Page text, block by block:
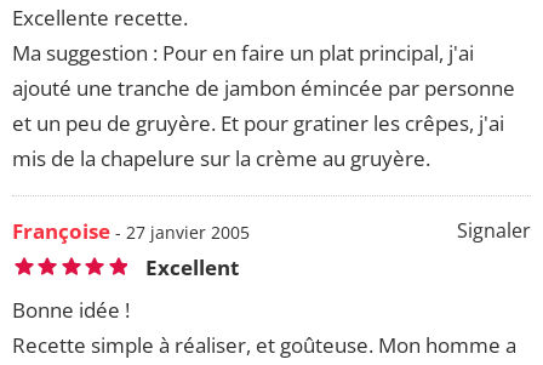
Excellente recette.
Ma suggestion : Pour en faire un plat principal, j'ai
ajouté une tranche de jambon émincée par personne
et un peu de gruyère. Et pour gratiner les crêpes, j'ai
mis de la chapelure sur la crème au gruyère.
Signaler
Françoise - 27 janvier 2005
Excellent
Bonne idée !
Recette simple à réaliser, et goûteuse. Mon homme a